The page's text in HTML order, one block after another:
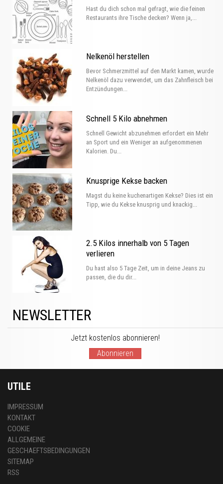
Hast du dich schon mal gefragt, wie die feinen
Restaurants ihre Tische decken? Wenn ja,...
Nelkenöl herstellen
Bevor Schmerzmittel auf den Markt kamen, wurde
Nelkenöl dazu verwendet, um das Zahnfleisch bei
Entzündungen...
Schnell 5 Kilo abnehmen
Schnell Gewicht abzunehmen erfordert ein Mehr
an Sport und ein Weniger an aufgenommenen
Kalorien. Du...
Knusprige Kekse backen
Magst du keine kuchenartigen Kekse? Dies ist ein
Tipp, wie du Kekse knusprig und knackig...
2.5 Kilos innerhalb von 5 Tagen
verlieren
Du hast also 5 Tage Zeit, um in deine Jeans zu
passen, die du dir...
NEWSLETTER
Jetzt kostenlos abonnieren!
Abonnieren
UTILE
IMPRESSUM
KONTAKT
COOKIE
ALLGEMEINE
GESCHAEFTSBEDINGUNGEN
SITEMAP
RSS